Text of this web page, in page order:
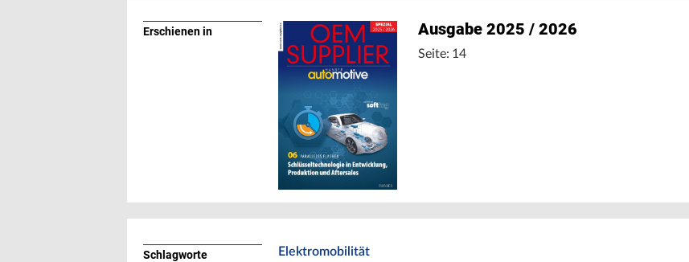
Erschienen in Ausgabe 2025 / 2026
Seite: 14
Schlagworte Elektromobilität